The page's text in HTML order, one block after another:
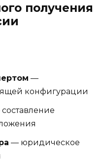
получения
—
конфигурации
— юридическое